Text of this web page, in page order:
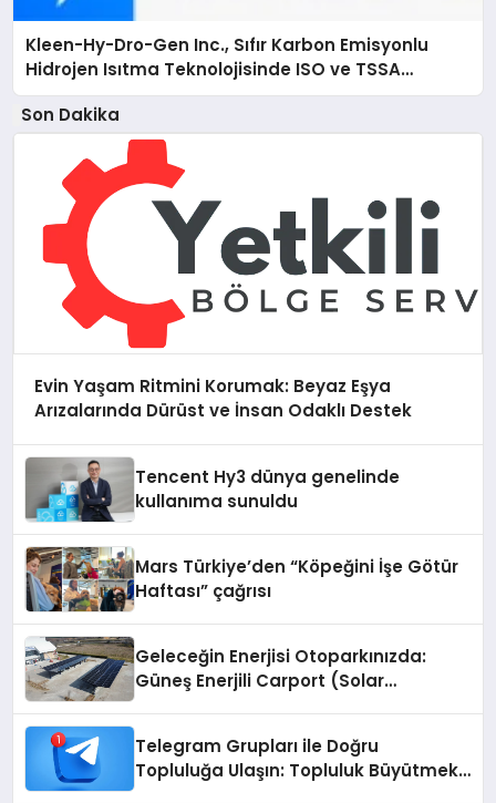
Kleen-Hy-Dro-Gen Inc., Sıfır Karbon Emisyonlu
Hidrojen Isıtma Teknolojisinde ISO ve TSSA
Düzenleyici Onaylarını Aldı
Son Dakika
Evin Yaşam Ritmini Korumak: Beyaz Eşya
Arızalarında Dürüst ve İnsan Odaklı Destek
Tencent Hy3 dünya genelinde
kullanıma sunuldu
Mars Türkiye’den “Köpeğini İşe Götür
Haftası” çağrısı
Geleceğin Enerjisi Otoparkınızda:
Güneş Enerjili Carport (Solar
Telegram Grupları ile Doğru
Topluluğa Ulaşın: Topluluk Büyütmek